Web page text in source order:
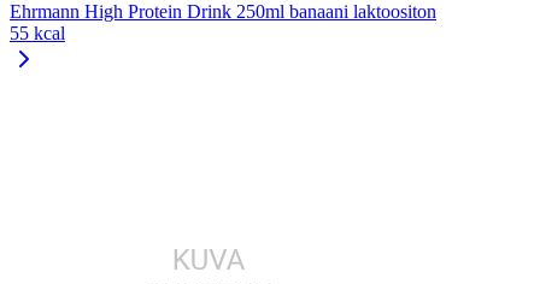
Ehrmann High Protein Drink 250ml banaani laktoositon
55 kcal